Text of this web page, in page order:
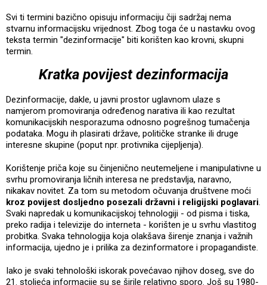
Svi ti termini bazično opisuju informaciju čiji sadržaj nema
stvarnu informacijsku vrijednost. Zbog toga će u nastavku ovog
teksta termin "dezinformacije" biti korišten kao krovni, skupni
termin.
Kratka povijest dezinformacija
Dezinformacije, dakle, u javni prostor uglavnom ulaze s
namjerom promoviranja određenog narativa ili kao rezultat
komunikacijskih nesporazuma odnosno pogrešnog tumačenja
podataka. Mogu ih plasirati države, političke stranke ili druge
interesne skupine (poput npr. protivnika cijepljenja).
Korištenje priča koje su činjenično neutemeljene i manipulativne u
svrhu promoviranja ličnih interesa ne predstavlja, naravno,
nikakav novitet. Za tom su metodom očuvanja društvene moći
kroz povijest dosljedno posezali državni i religijski poglavari.
Svaki napredak u komunikacijskoj tehnologiji - od pisma i tiska,
preko radija i televizije do interneta - korišten je u svrhu vlastitog
probitka. Svaka tehnologija koja olakšava širenje znanja i važnih
informacija, ujedno je i prilika za dezinformatore i propagandiste.
Iako je svaki tehnološki iskorak povećavao njihov doseg, sve do
21. stoljeća informacije su se širile relativno sporo. Još su 1980-